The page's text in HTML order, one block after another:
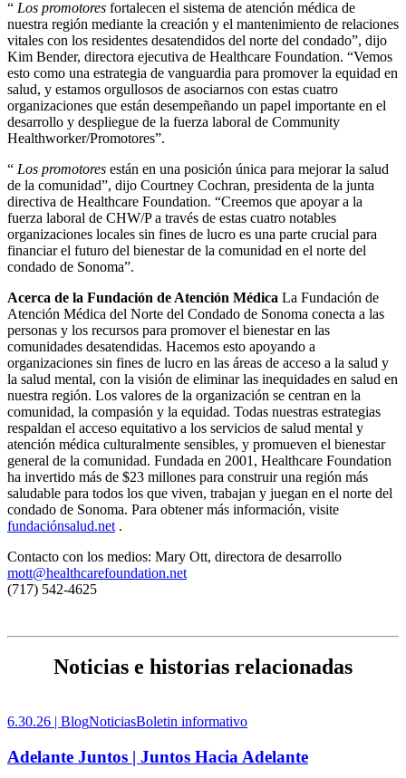
“ Los promotores fortalecen el sistema de atención médica de
nuestra región mediante la creación y el mantenimiento de relaciones
vitales con los residentes desatendidos del norte del condado”, dijo
Kim Bender, directora ejecutiva de Healthcare Foundation. “Vemos
esto como una estrategia de vanguardia para promover la equidad en
salud, y estamos orgullosos de asociarnos con estas cuatro
organizaciones que están desempeñando un papel importante en el
desarrollo y despliegue de la fuerza laboral de Community
Healthworker/Promotores”.
“ Los promotores están en una posición única para mejorar la salud
de la comunidad”, dijo Courtney Cochran, presidenta de la junta
directiva de Healthcare Foundation. “Creemos que apoyar a la
fuerza laboral de CHW/P a través de estas cuatro notables
organizaciones locales sin fines de lucro es una parte crucial para
financiar el futuro del bienestar de la comunidad en el norte del
condado de Sonoma”.
Acerca de la Fundación de Atención Médica La Fundación de
Atención Médica del Norte del Condado de Sonoma conecta a las
personas y los recursos para promover el bienestar en las
comunidades desatendidas. Hacemos esto apoyando a
organizaciones sin fines de lucro en las áreas de acceso a la salud y
la salud mental, con la visión de eliminar las inequidades en salud en
nuestra región. Los valores de la organización se centran en la
comunidad, la compasión y la equidad. Todas nuestras estrategias
respaldan el acceso equitativo a los servicios de salud mental y
atención médica culturalmente sensibles, y promueven el bienestar
general de la comunidad. Fundada en 2001, Healthcare Foundation
ha invertido más de $23 millones para construir una región más
saludable para todos los que viven, trabajan y juegan en el norte del
condado de Sonoma. Para obtener más información, visite
fundaciónsalud.net .
Contacto con los medios: Mary Ott, directora de desarrollo
mott@healthcarefoundation.net
(717) 542-4625
Noticias e historias relacionadas
6.30.26 | BlogNoticiasBoletin informativo
Adelante Juntos | Juntos Hacia Adelante